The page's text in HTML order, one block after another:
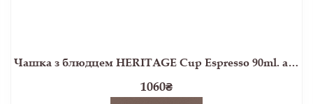
Чашка з блюдцем HERITAGE Cup Espresso 90ml. and Saucer Ø12 (Midnight)
1060₴